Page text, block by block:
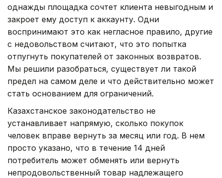
однажды площадка сочтет клиента невыгодным и
закроет ему доступ к аккаунту. Одни
воспринимают это как негласное правило, другие
с недовольством считают, что это попытка
отпугнуть покупателей от законных возвратов.
Мы решили разобраться, существует ли такой
предел на самом деле и что действительно может
стать основанием для ограничений.
Казахстанское законодательство не
устанавливает напрямую, сколько покупок
человек вправе вернуть за месяц или год. В нем
просто указано, что в течение 14 дней
потребитель может обменять или вернуть
непродовольственный товар надлежащего